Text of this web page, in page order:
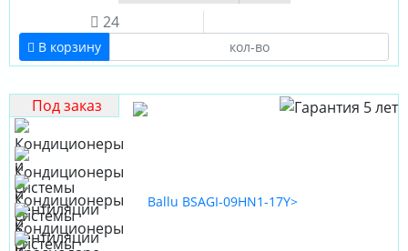
24
В корзину
Под заказ